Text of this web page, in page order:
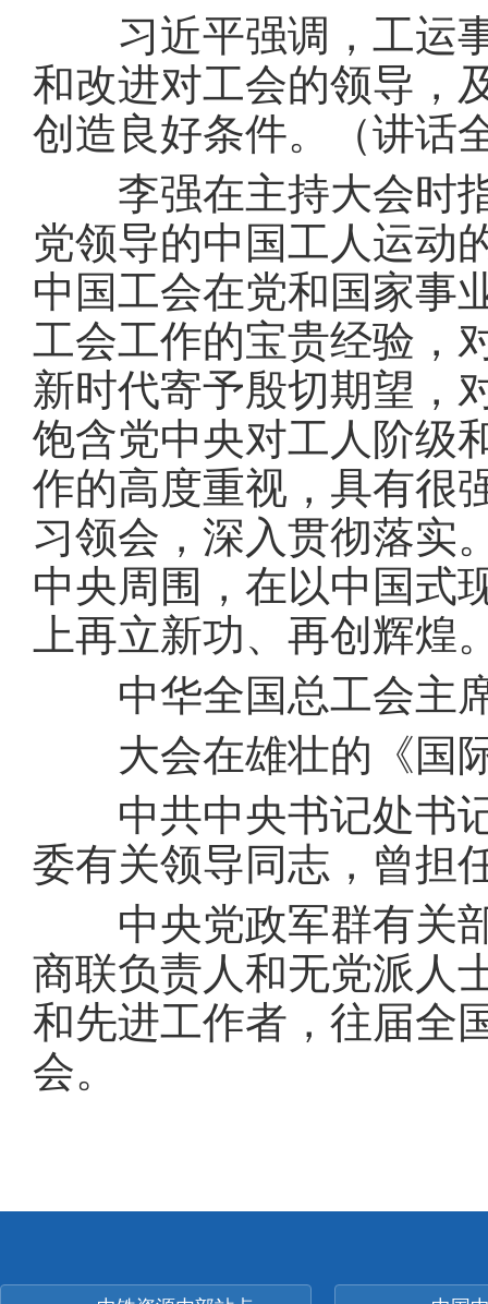
习近平强调，工运事
和改进对工会的领导，
创造良好条件。（讲话
李强在主持大会时指
党领导的中国工人运动
中国工会在党和国家事
工会工作的宝贵经验，
新时代寄予殷切期望，
饱含党中央对工人阶级
作的高度重视，具有很
习领会，深入贯彻落实
中央周围，在以中国式
上再立新功、再创辉煌
中华全国总工会主席
大会在雄壮的《国
中共中央书记处书记
委有关领导同志，曾担
中央党政军群有关部
商联负责人和无党派人
和先进工作者，往届全
会。